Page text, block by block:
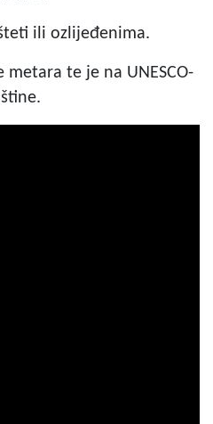
ili ozlijeđenima.
metara te je na UNESCO-